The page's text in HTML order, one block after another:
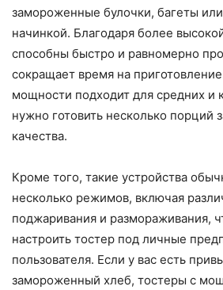
замороженные булочки, багеты
начинкой. Благодаря более
способны быстро и равномерно
сокращает время на
мощности подходит для средних и
нужно готовить несколько порций
качества.
Кроме того, такие устройства
несколько режимов, включая
поджаривания и размораживания,
настроить тостер под личные
пользователя. Если у вас есть
замороженный хлеб, тостеры с